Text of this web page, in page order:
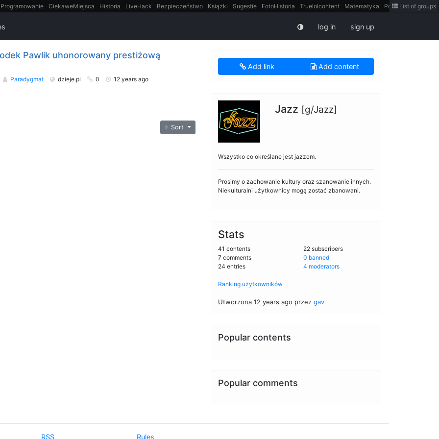
Programowanie CiekaweMiejsca Historia LiveHack Bezpieczeństwo Książki Sugestie FotoHistoria Truelolcontent Matematyka Polska
intern
List of groups
log in sign up
Pawlik uhonorowany prestiżową
Paradygmat dzieje.pl 0 12 years ago
Sort
Add link Add content
Jazz [g/Jazz]
Wszystko co określane jest jazzem.
Prosimy o zachowanie kultury oraz szanowanie innych.
Niekulturalni użytkownicy mogą zostać zbanowani.
Stats
41 contents
7 comments
24 entries
22 subscribers
0 banned
4 moderators
Ranking użytkowników
Utworzona 12 years ago przez gav
Popular contents
Popular comments
RSS Rules